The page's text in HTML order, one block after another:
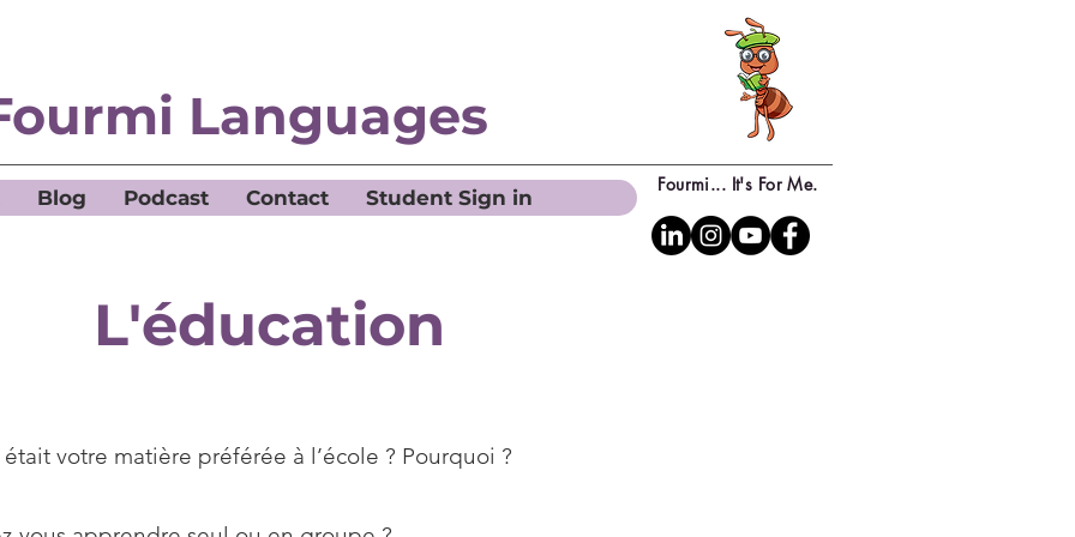
Languages
Fourmi... It's For Me.
Blog Podcast Contact Student Sign in
L'éducation
votre matière préférée à l’école ? Pourquoi ?